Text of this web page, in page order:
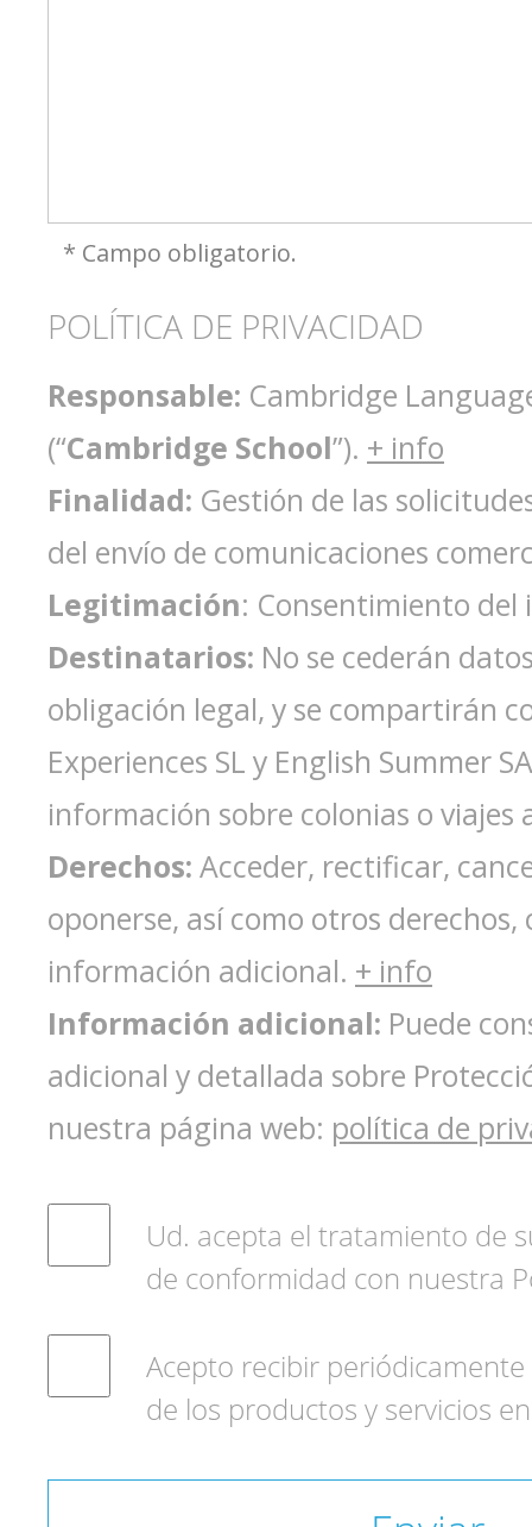
* Campo obligatorio.
POLÍTICA DE PRIVACIDAD
Responsable: Cambridge
(“Cambridge School”). + info
Finalidad: Gestión de las
del envío de comunicaciones
Legitimación: Consentimiento
Destinatarios: No se cederán
obligación legal, y se compartirán
Experiences SL y English Summer SA
información sobre colonias o viajes
Derechos: Acceder, rectificar,
oponerse, así como otros derechos,
información adicional. + info
Información adicional: Puede
adicional y detallada sobre
nuestra página web: política de
Ud. acepta el tratamiento de
de conformidad con nuestra
Acepto recibir
de los productos y servicios